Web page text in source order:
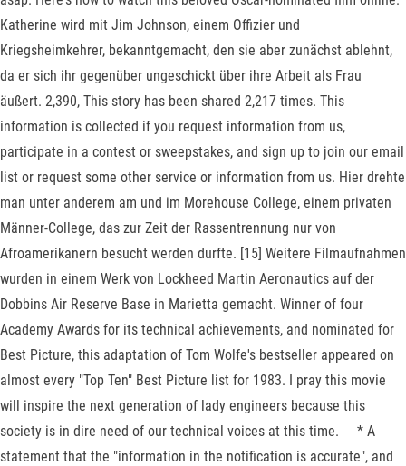
Katherine wird mit Jim Johnson, einem Offizier und
Kriegsheimkehrer, bekanntgemacht, den sie aber zunächst ablehnt,
da er sich ihr gegenüber ungeschickt über ihre Arbeit als Frau
äußert. 2,390, This story has been shared 2,217 times. This
information is collected if you request information from us,
participate in a contest or sweepstakes, and sign up to join our email
list or request some other service or information from us. Hier drehte
man unter anderem am und im Morehouse College, einem privaten
Männer-College, das zur Zeit der Rassentrennung nur von
Afroamerikanern besucht werden durfte. [15] Weitere Filmaufnahmen
wurden in einem Werk von Lockheed Martin Aeronautics auf der
Dobbins Air Reserve Base in Marietta gemacht. Winner of four
Academy Awards for its technical achievements, and nominated for
Best Picture, this adaptation of Tom Wolfe's bestseller appeared on
almost every "Top Ten" Best Picture list for 1983. I pray this movie
will inspire the next generation of lady engineers because this
society is in dire need of our technical voices at this time. * A
statement that the "information in the notification is accurate", and